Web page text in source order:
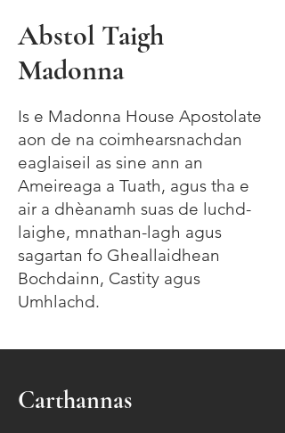
Abstol Taigh
Madonna
Is e Madonna House Apostolate
aon de na coimhearsnachdan
eaglaiseil as sine ann an
Ameireaga a Tuath, agus tha e
air a dhèanamh suas de luchd-
laighe, mnathan-lagh agus
sagartan fo Gheallaidhean
Bochdainn, Castity agus
Umhlachd.
Carthannas